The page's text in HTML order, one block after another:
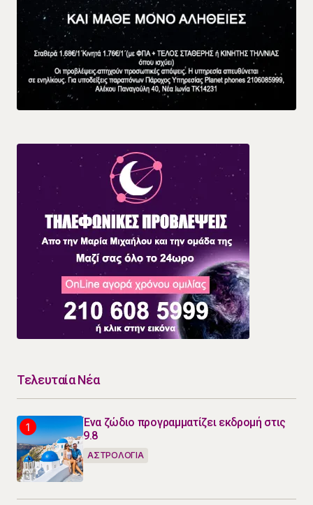
Τελευταία Νέα
Ένα ζώδιο προγραμματίζει εκδρομή στις
9.8
ΑΣΤΡΟΛΟΓΙΑ